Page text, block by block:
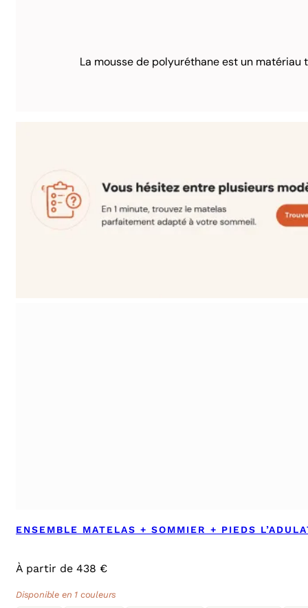
La mousse de polyuréthane est un
ENSEMBLE MATELAS + SOMMIER + PIEDS
À partir de 438 €
Disponible en 1 couleurs